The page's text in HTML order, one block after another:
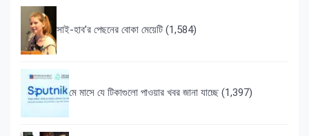
সাই-হাব’র পেছনের বোকা মেয়েটি (1,584)
মে মাসে যে টিকাগুলো পাওয়ার খবর জানা যাচ্ছে (1,397)